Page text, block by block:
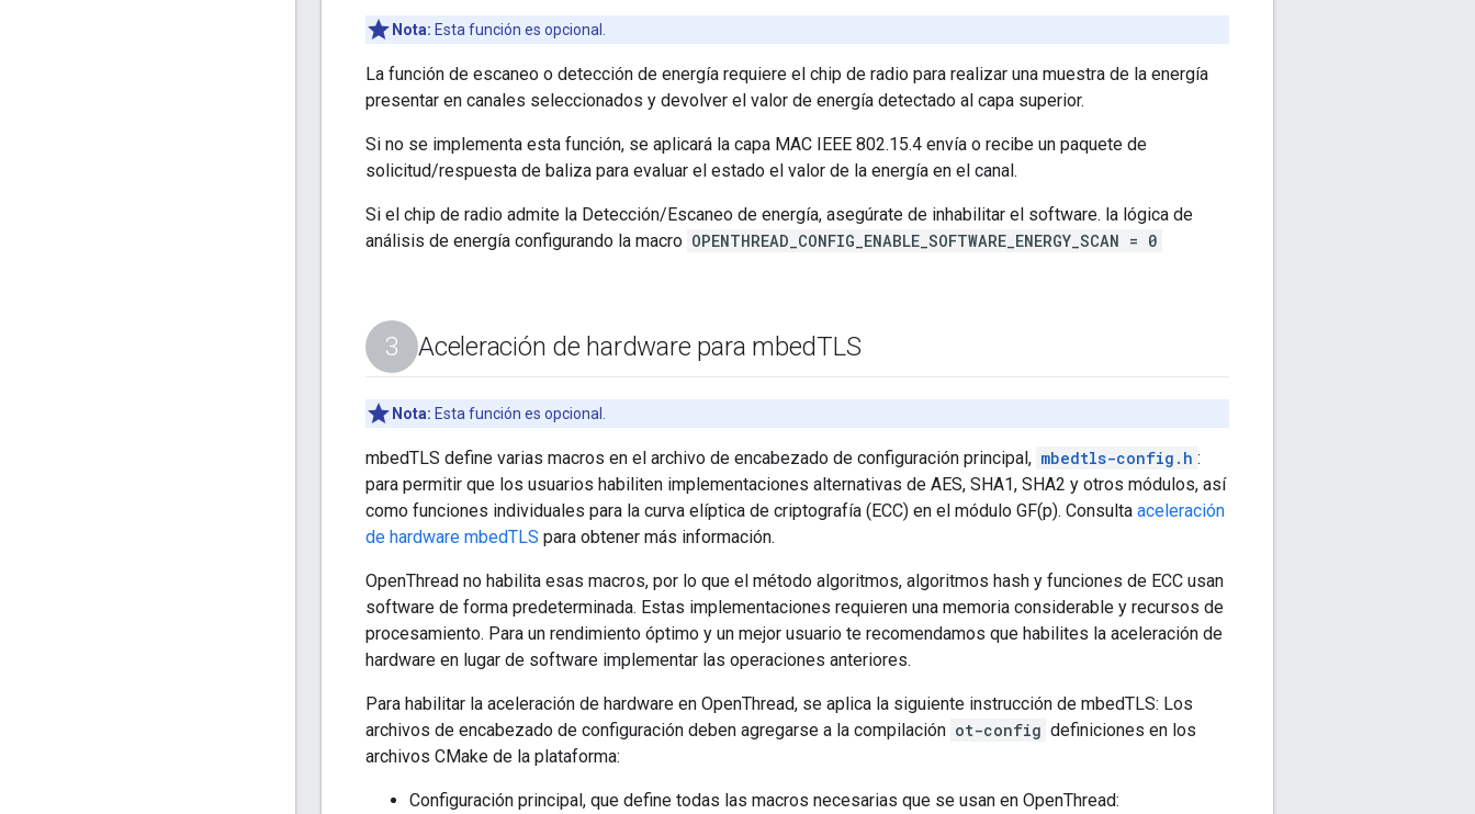
Nota: Esta función es opcional.
La función de escaneo o detección de energía requiere el chip de radio para realizar una muestra de la energía
presentar en canales seleccionados y devolver el valor de energía detectado al capa superior.
Si no se implementa esta función, se aplicará la capa MAC IEEE 802.15.4 envía o recibe un paquete de
solicitud/respuesta de baliza para evaluar el estado el valor de la energía en el canal.
Si el chip de radio admite la Detección/Escaneo de energía, asegúrate de inhabilitar el software. la lógica de
análisis de energía configurando la macro OPENTHREAD_CONFIG_ENABLE_SOFTWARE_ENERGY_SCAN = 0
Aceleración de hardware para mbedTLS
Nota: Esta función es opcional.
mbedTLS define varias macros en el archivo de encabezado de configuración principal, mbedtls-config.h :
para permitir que los usuarios habiliten implementaciones alternativas de AES, SHA1, SHA2 y otros módulos, así
como funciones individuales para la curva elíptica de criptografía (ECC) en el módulo GF(p). Consulta aceleración
de hardware mbedTLS para obtener más información.
OpenThread no habilita esas macros, por lo que el método algoritmos, algoritmos hash y funciones de ECC usan
software de forma predeterminada. Estas implementaciones requieren una memoria considerable y recursos de
procesamiento. Para un rendimiento óptimo y un mejor usuario te recomendamos que habilites la aceleración de
hardware en lugar de software implementar las operaciones anteriores.
Para habilitar la aceleración de hardware en OpenThread, se aplica la siguiente instrucción de mbedTLS: Los
archivos de encabezado de configuración deben agregarse a la compilación ot-config definiciones en los
archivos CMake de la plataforma:
Configuración principal, que define todas las macros necesarias que se usan en OpenThread: